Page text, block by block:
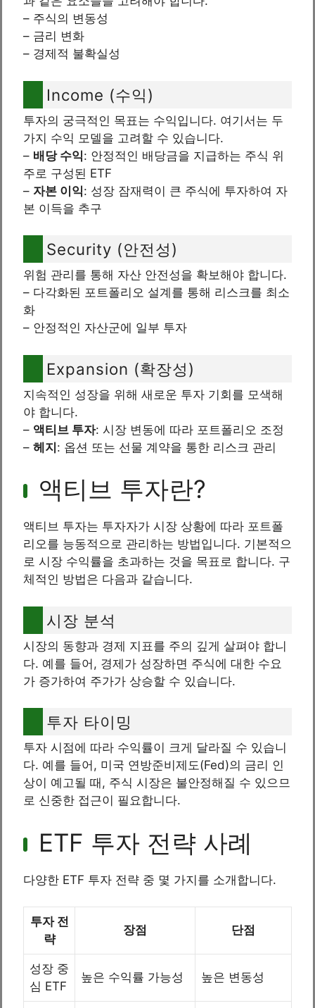
– 주식의 변동성
– 금리 변화
– 경제적 불확실성
Income (수익)
투자의 궁극적인 목표는 수익입니다. 여기서는 두
가지 수익 모델을 고려할 수 있습니다.
– 배당 수익: 안정적인 배당금을 지급하는 주식 위
주로 구성된 ETF
– 자본 이익: 성장 잠재력이 큰 주식에 투자하여 자
본 이득을 추구
Security (안전성)
위험 관리를 통해 자산 안전성을 확보해야 합니다.
– 다각화된 포트폴리오 설계를 통해 리스크를 최소
화
– 안정적인 자산군에 일부 투자
Expansion (확장성)
지속적인 성장을 위해 새로운 투자 기회를 모색해
야 합니다.
– 액티브 투자: 시장 변동에 따라 포트폴리오 조정
– 헤지: 옵션 또는 선물 계약을 통한 리스크 관리
액티브 투자란?
액티브 투자는 투자자가 시장 상황에 따라 포트폴
리오를 능동적으로 관리하는 방법입니다. 기본적으
로 시장 수익률을 초과하는 것을 목표로 합니다. 구
체적인 방법은 다음과 같습니다.
시장 분석
시장의 동향과 경제 지표를 주의 깊게 살펴야 합니
다. 예를 들어, 경제가 성장하면 주식에 대한 수요
가 증가하여 주가가 상승할 수 있습니다.
투자 타이밍
투자 시점에 따라 수익률이 크게 달라질 수 있습니
다. 예를 들어, 미국 연방준비제도(Fed)의 금리 인
상이 예고될 때, 주식 시장은 불안정해질 수 있으므
로 신중한 접근이 필요합니다.
ETF 투자 전략 사례
다양한 ETF 투자 전략 중 몇 가지를 소개합니다.
투자 전
략
장점 단점
성장 중
심 ETF
높은 수익률 가능성 높은 변동성